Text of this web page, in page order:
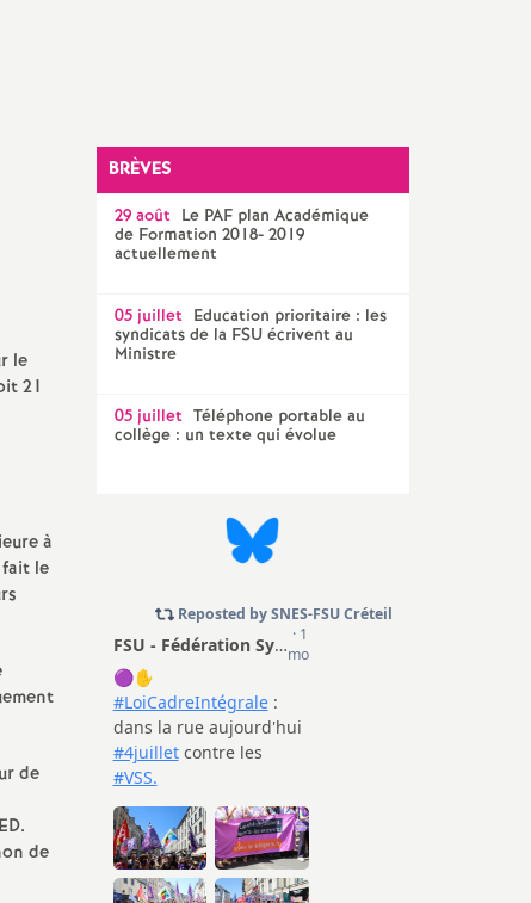
GroupeLGBTQIA
élections professionnelles
le
21
à
le
de
.
de
BRÈVES
29 août Le PAFplan Académique
de Formation 2018- 2019
actuellement
05 juillet Education prioritaire : les
syndicats de la FSUécrivent au
Ministre
05 juillet Téléphone portable au
collège : un texte qui évolue